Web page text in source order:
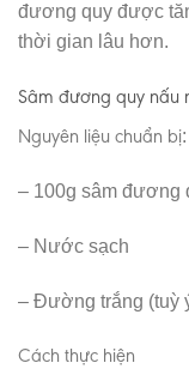
đương quy được
thời gian lâu hơn.
Sâm đương quy nấu
Nguyên liệu chuẩn bị:
– 100g sâm đương
– Nước sạch
– Đường trắng (tuỳ
Cách thực hiện